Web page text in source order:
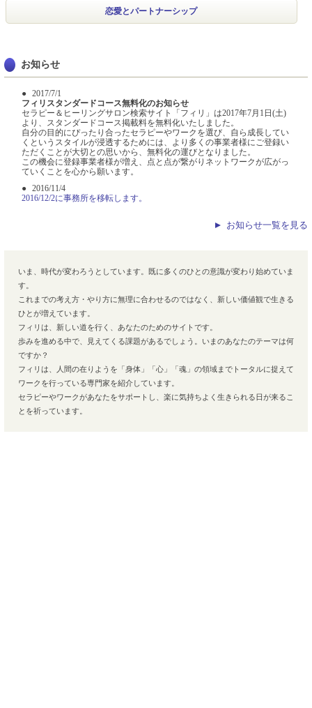
恋愛とパートナーシップ
お知らせ
2017/7/1
フィリスタンダードコース無料化のお知らせ
セラピー＆ヒーリングサロン検索サイト「フィリ」は2017年7月1日(土)
より、スタンダードコース掲載料を無料化いたしました。
自分の目的にぴったり合ったセラピーやワークを選び、自ら成長してい
くというスタイルが浸透するためには、より多くの事業者様にご登録い
ただくことが大切との思いから、無料化の運びとなりました。
この機会に登録事業者様が増え、点と点が繋がりネットワークが広がっ
ていくことを心から願います。
2016/11/4
2016/12/2に事務所を移転します。
お知らせ一覧を見る
いま、時代が変わろうとしています。既に多くのひとの意識が変わり始めていま
す。
これまでの考え方・やり方に無理に合わせるのではなく、新しい価値観で生きる
ひとが増えています。
フィリは、新しい道を行く、あなたのためのサイトです。
歩みを進める中で、見えてくる課題があるでしょう。いまのあなたのテーマは何
ですか？
フィリは、人間の在りようを「身体」「心」「魂」の領域までトータルに捉えて
ワークを行っている専門家を紹介しています。
セラピーやワークがあなたをサポートし、楽に気持ちよく生きられる日が来るこ
とを祈っています。